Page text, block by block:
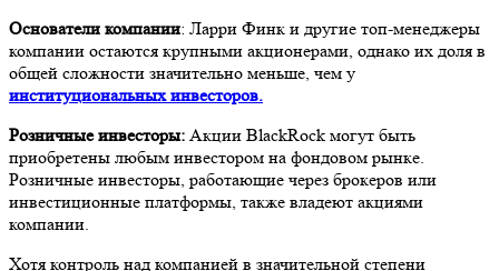
Основатели компании: Ларри Финк и другие топ-менеджеры
компании остаются крупными акционерами, однако их доля в
общей сложности значительно меньше, чем у
институциональных инвесторов.
Розничные инвесторы: Акции BlackRock могут быть
приобретены любым инвестором на фондовом рынке.
Розничные инвесторы, работающие через брокеров или
инвестиционные платформы, также владеют акциями
компании.
Хотя контроль над компанией в значительной степени